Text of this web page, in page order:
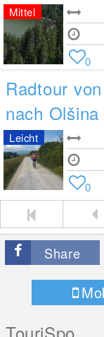
Mittel
0
Radtour
nach Olšina
Leicht
0
Share